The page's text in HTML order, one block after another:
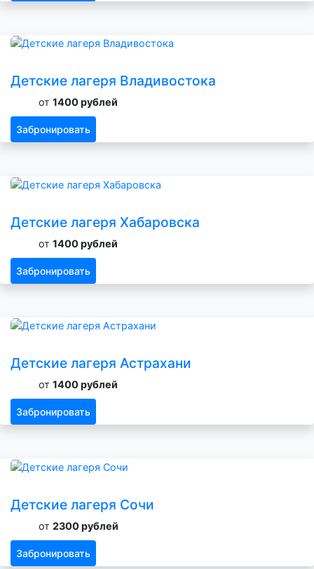
Детские лагеря Владивостока
от 1400 рублей
Забронировать
Детские лагеря Хабаровска
от 1400 рублей
Забронировать
Детские лагеря Астрахани
от 1400 рублей
Забронировать
Детские лагеря Сочи
от 2300 рублей
Забронировать